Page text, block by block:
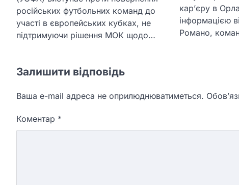
російських футбольних команд до
участі в європейських кубках, не
підтримуючи рішення МОК щодо…
кар’єру в
інформацією
Романо,
Залишити відповідь
Ваша e-mail адреса не оприлюднюватиметься.
Коментар *